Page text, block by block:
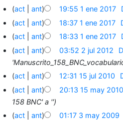
act
ant 19:55 1 ene 2017
act
ant 18:37 1 ene 2017
act
ant 18:33 1 ene 2017
act
ant 03:52 2 jul 2012
act
ant 12:31 15 jul 2010
act
ant 20:13 15 may 2010
158 BNC' a ''
act
ant 01:17 3 may 2009